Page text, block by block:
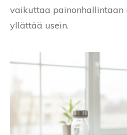
vaikuttaa painonhallintaan
yllättää usein.